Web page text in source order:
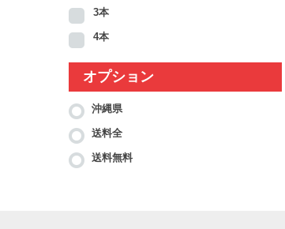
3本
4本
オプション
沖縄県
送料全
送料無料